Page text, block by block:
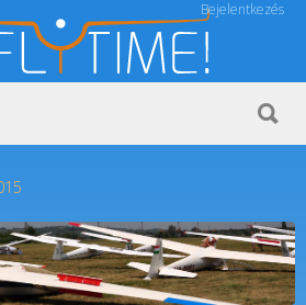
Bejelentkezés